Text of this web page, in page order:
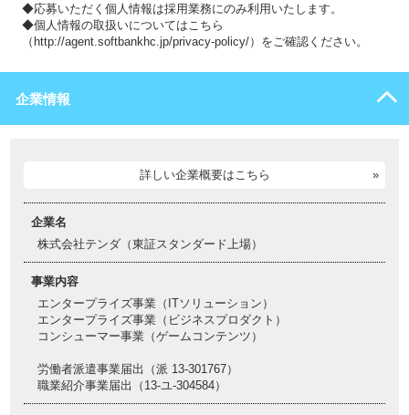
◆応募いただく個人情報は採用業務にのみ利用いたします。
◆個人情報の取扱いについてはこちら
（http://agent.softbankhc.jp/privacy-policy/）をご確認ください。
企業情報
詳しい企業概要はこちら
企業名
株式会社テンダ（東証スタンダード上場）
事業内容
エンタープライズ事業（ITソリューション）
エンタープライズ事業（ビジネスプロダクト）
コンシューマー事業（ゲームコンテンツ）
労働者派遣事業届出（派 13-301767）
職業紹介事業届出（13-ユ-304584）